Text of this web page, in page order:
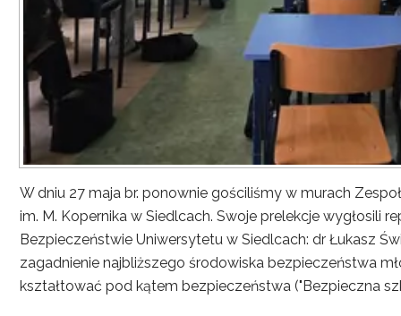
W dniu 27 maja br. ponownie gościliśmy w murach
im. M. Kopernika w Siedlcach. Swoje prelekcje wygłosili
Bezpieczeństwie Uniwersytetu w Siedlcach: dr Łukasz
zagadnienie najbliższego środowiska bezpieczeństwa
kształtować pod kątem bezpieczeństwa ("Bezpieczna